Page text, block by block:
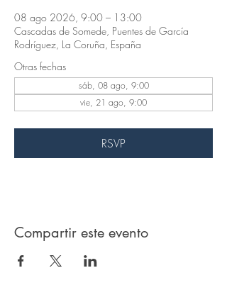
08 ago 2026, 9:00 – 13:00
Cascadas de Somede, Puentes de García
Rodríguez, La Coruña, España
Otras fechas
sáb, 08 ago, 9:00
vie, 21 ago, 9:00
RSVP
Compartir este evento